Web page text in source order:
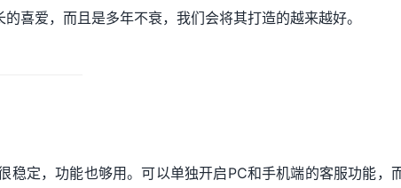
喜爱，而且是多年不衰，我们会将其打造的越来越好。
稳定，功能也够用。可以单独开启PC和手机端的客服功能，